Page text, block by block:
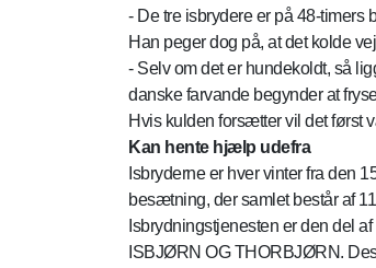
- De tre isbrydere er på 48-timers
Han peger dog på, at det kolde
- Selv om det er hundekoldt, så
danske farvande begynder at
Hvis kulden forsætter vil det først
Kan hente hjælp udefra
Isbryderne er hver vinter fra den
besætning, der samlet består af
Isbrydningstjenesten er den del
ISBJØRN OG THORBJØRN.